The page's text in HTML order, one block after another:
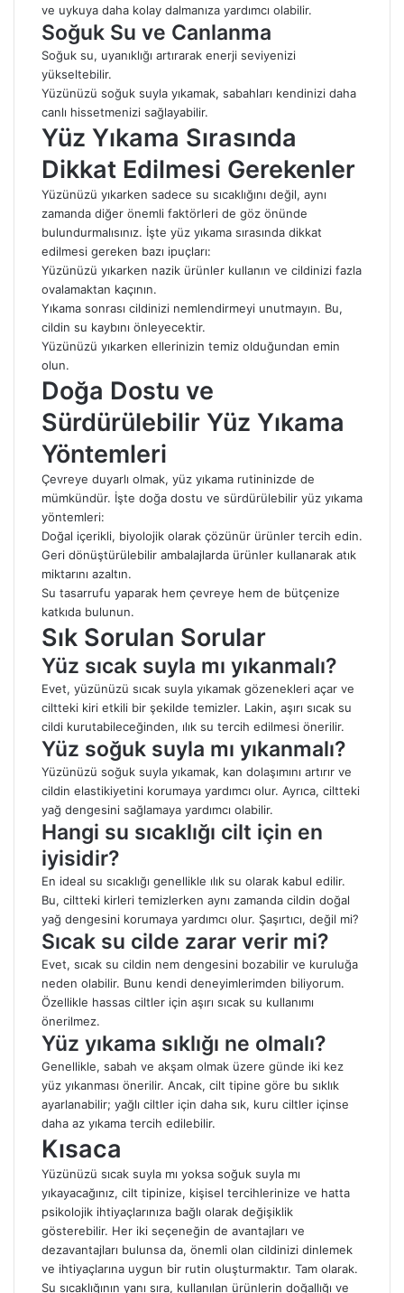
ve uykuya daha kolay dalmanıza yardımcı olabilir.
Soğuk Su ve Canlanma
Soğuk su, uyanıklığı artırarak enerji seviyenizi
yükseltebilir.
Yüzünüzü soğuk suyla yıkamak, sabahları kendinizi daha
canlı hissetmenizi sağlayabilir.
Yüz Yıkama Sırasında
Dikkat Edilmesi Gerekenler
Yüzünüzü yıkarken sadece su sıcaklığını değil, aynı
zamanda diğer önemli faktörleri de göz önünde
bulundurmalısınız. İşte yüz yıkama sırasında dikkat
edilmesi gereken bazı ipuçları:
Yüzünüzü yıkarken nazik ürünler kullanın ve cildinizi fazla
ovalamaktan kaçının.
Yıkama sonrası cildinizi nemlendirmeyi unutmayın. Bu,
cildin su kaybını önleyecektir.
Yüzünüzü yıkarken ellerinizin temiz olduğundan emin
olun.
Doğa Dostu ve
Sürdürülebilir Yüz Yıkama
Yöntemleri
Çevreye duyarlı olmak, yüz yıkama rutininizde de
mümkündür. İşte doğa dostu ve sürdürülebilir yüz yıkama
yöntemleri:
Doğal içerikli, biyolojik olarak çözünür ürünler tercih edin.
Geri dönüştürülebilir ambalajlarda ürünler kullanarak atık
miktarını azaltın.
Su tasarrufu yaparak hem çevreye hem de bütçenize
katkıda bulunun.
Sık Sorulan Sorular
Yüz sıcak suyla mı yıkanmalı?
Evet, yüzünüzü sıcak suyla yıkamak gözenekleri açar ve
ciltteki kiri etkili bir şekilde temizler. Lakin, aşırı sıcak su
cildi kurutabileceğinden, ılık su tercih edilmesi önerilir.
Yüz soğuk suyla mı yıkanmalı?
Yüzünüzü soğuk suyla yıkamak, kan dolaşımını artırır ve
cildin elastikiyetini korumaya yardımcı olur. Ayrıca, ciltteki
yağ dengesini sağlamaya yardımcı olabilir.
Hangi su sıcaklığı cilt için en
iyisidir?
En ideal su sıcaklığı genellikle ılık su olarak kabul edilir.
Bu, ciltteki kirleri temizlerken aynı zamanda cildin doğal
yağ dengesini korumaya yardımcı olur. Şaşırtıcı, değil mi?
Sıcak su cilde zarar verir mi?
Evet, sıcak su cildin nem dengesini bozabilir ve kuruluğa
neden olabilir. Bunu kendi deneyimlerimden biliyorum.
Özellikle hassas ciltler için aşırı sıcak su kullanımı
önerilmez.
Yüz yıkama sıklığı ne olmalı?
Genellikle, sabah ve akşam olmak üzere günde iki kez
yüz yıkanması önerilir. Ancak, cilt tipine göre bu sıklık
ayarlanabilir; yağlı ciltler için daha sık, kuru ciltler içinse
daha az yıkama tercih edilebilir.
Kısaca
Yüzünüzü sıcak suyla mı yoksa soğuk suyla mı
yıkayacağınız, cilt tipinize, kişisel tercihlerinize ve hatta
psikolojik ihtiyaçlarınıza bağlı olarak değişiklik
gösterebilir. Her iki seçeneğin de avantajları ve
dezavantajları bulunsa da, önemli olan cildinizi dinlemek
ve ihtiyaçlarına uygun bir rutin oluşturmaktır. Tam olarak.
Su sıcaklığının yanı sıra, kullanılan ürünlerin doğallığı ve